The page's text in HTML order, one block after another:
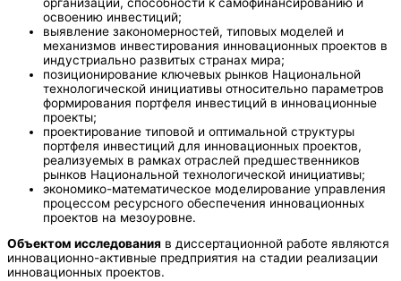
освоению инвестиций;
выявление закономерностей, типовых моделей и
механизмов инвестирования инновационных проектов в
индустриально развитых странах мира;
позиционирование ключевых рынков Национальной
технологической инициативы относительно параметров
формирования портфеля инвестиций в инновационные
проекты;
проектирование типовой и оптимальной структуры
портфеля инвестиций для инновационных проектов,
реализуемых в рамках отраслей предшественников
рынков Национальной технологической инициативы;
экономико-математическое моделирование управления
процессом ресурсного обеспечения инновационных
проектов на мезоуровне.
Объектом исследования в диссертационной работе являются
инновационно-активные предприятия на стадии реализации
инновационных проектов.